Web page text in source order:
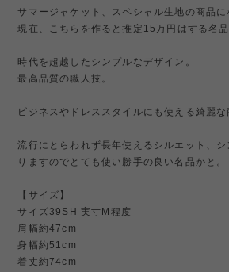
サマージャケット、スペシャル生地の商品に
現在、こちらを作ると推定15万円はする名品
時代を超越したシンプルなデザイン。
最高品質の職人技。
ビジネスやドレススタイルにも使える綺麗な
流行にとらわれず長年使えるシルエット、
りますのでとても使い勝手の良い名品かと。
【サイズ】
サイズ39SH 実寸M程度
肩幅約47cm
身幅約51cm
着丈約74cm